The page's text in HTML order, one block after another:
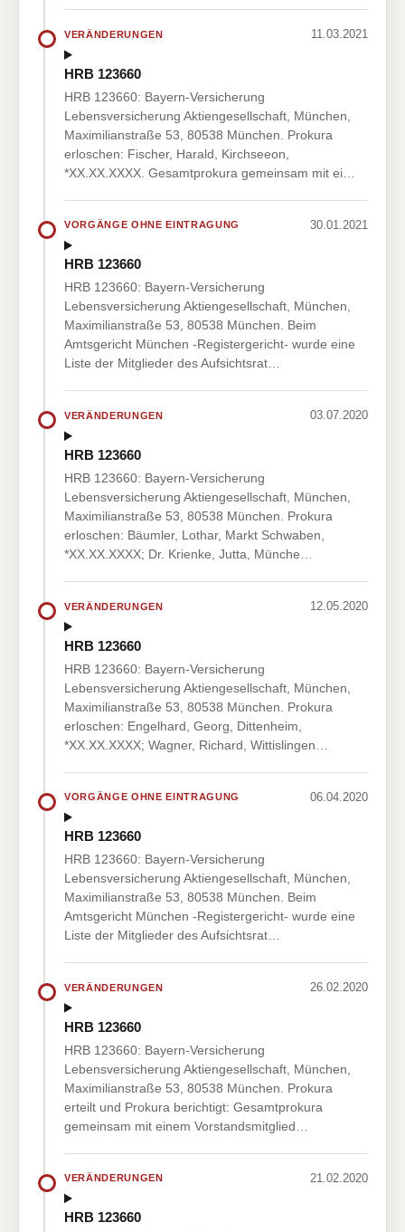
VERÄNDERUNGEN 11.03.2021
HRB 123660
HRB 123660: Bayern-Versicherung
Lebensversicherung Aktiengesellschaft, München,
Maximilianstraße 53, 80538 München. Prokura
erloschen: Fischer, Harald, Kirchseeon,
*XX.XX.XXXX. Gesamtprokura gemeinsam mit ei…
VORGÄNGE OHNE EINTRAGUNG 30.01.2021
HRB 123660
HRB 123660: Bayern-Versicherung
Lebensversicherung Aktiengesellschaft, München,
Maximilianstraße 53, 80538 München. Beim
Amtsgericht München -Registergericht- wurde eine
Liste der Mitglieder des Aufsichtsrat…
VERÄNDERUNGEN 03.07.2020
HRB 123660
HRB 123660: Bayern-Versicherung
Lebensversicherung Aktiengesellschaft, München,
Maximilianstraße 53, 80538 München. Prokura
erloschen: Bäumler, Lothar, Markt Schwaben,
*XX.XX.XXXX; Dr. Krienke, Jutta, Münche…
VERÄNDERUNGEN 12.05.2020
HRB 123660
HRB 123660: Bayern-Versicherung
Lebensversicherung Aktiengesellschaft, München,
Maximilianstraße 53, 80538 München. Prokura
erloschen: Engelhard, Georg, Dittenheim,
*XX.XX.XXXX; Wagner, Richard, Wittislingen…
VORGÄNGE OHNE EINTRAGUNG 06.04.2020
HRB 123660
HRB 123660: Bayern-Versicherung
Lebensversicherung Aktiengesellschaft, München,
Maximilianstraße 53, 80538 München. Beim
Amtsgericht München -Registergericht- wurde eine
Liste der Mitglieder des Aufsichtsrat…
VERÄNDERUNGEN 26.02.2020
HRB 123660
HRB 123660: Bayern-Versicherung
Lebensversicherung Aktiengesellschaft, München,
Maximilianstraße 53, 80538 München. Prokura
erteilt und Prokura berichtigt: Gesamtprokura
gemeinsam mit einem Vorstandsmitglied…
VERÄNDERUNGEN 21.02.2020
HRB 123660